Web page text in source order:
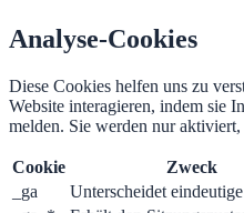
Analyse-Cookies
Diese Cookies helfen uns zu
Website interagieren, indem sie
melden. Sie werden nur
Cookie Zweck
_ga
Unterscheidet